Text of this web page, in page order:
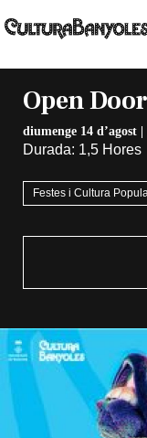
Open
diumenge 14 d’agost|
Durada: 1,5 Hores
Festes i Cultura